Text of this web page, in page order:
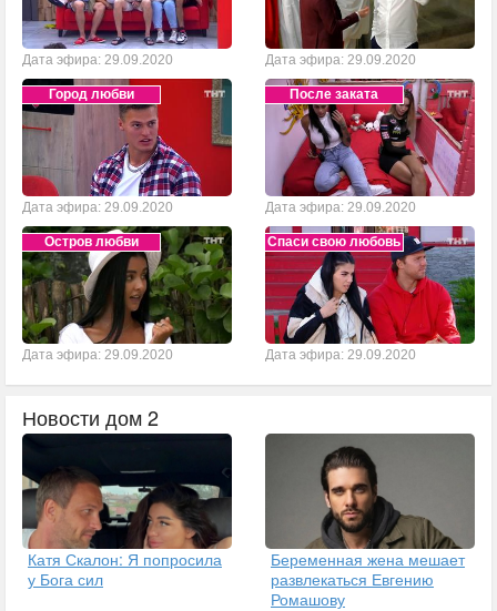
Дата эфира: 29.09.2020 Дата эфира: 29.09.2020
Город любви
Дата эфира: 29.09.2020
После заката
Дата эфира: 29.09.2020
Остров любви
Дата эфира: 29.09.2020
Спаси свою любовь
Дата эфира: 29.09.2020
Новости дом 2
Катя Скалон: Я попросила
у Бога сил
Беременная жена мешает
развлекаться Евгению
Ромашову